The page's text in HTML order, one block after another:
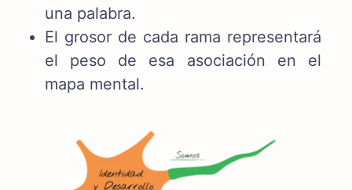
una palabra.
El grosor de cada rama representará
el peso de esa asociación en el
mapa mental.